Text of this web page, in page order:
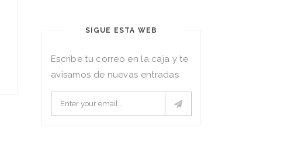
SIGUE ESTA WEB
Escribe tu correo en la caja y te
avisamos de nuevas entradas